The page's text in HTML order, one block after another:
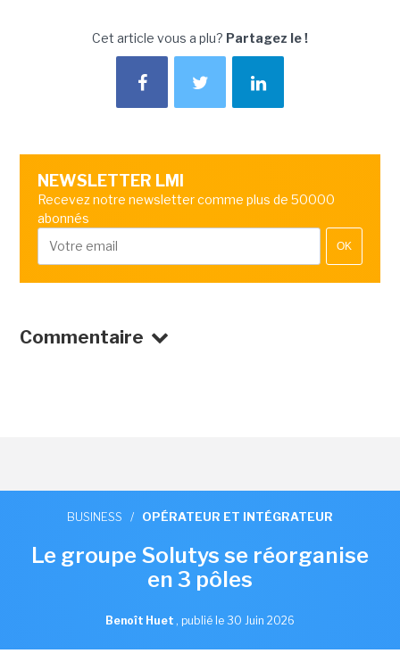
Cet article vous a plu? Partagez le !
NEWSLETTER LMI
Recevez notre newsletter comme plus de 50000
abonnés
OK
Commentaire
BUSINESS / OPÉRATEUR ET INTÉGRATEUR
Le groupe Solutys se réorganise
en 3 pôles
Benoît Huet , publié le 30 Juin 2026